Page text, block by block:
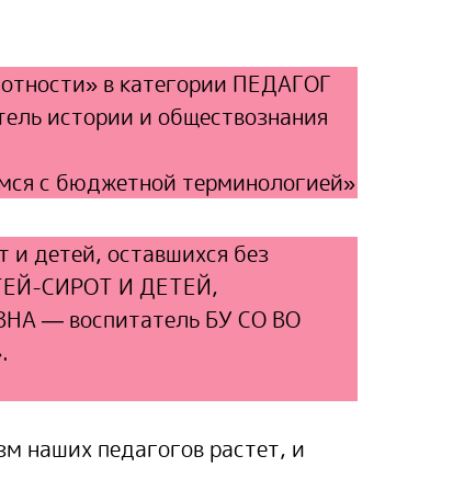
в категории ПЕДАГОГ
истории и обществознания
с бюджетной терминологией»
детей, оставшихся без
СИРОТ И ДЕТЕЙ,
— воспитатель БУ СО ВО
наших педагогов растет, и